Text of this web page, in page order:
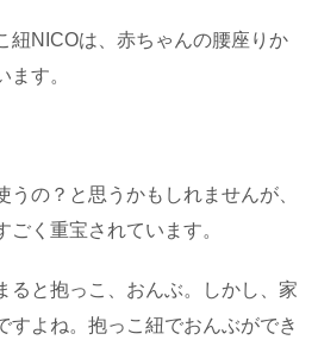
紐NICOは、赤ちゃんの腰座りか
ます。
うの？と思うかもしれませんが、
く重宝されています。
ると抱っこ、おんぶ。しかし、家
すよね。抱っこ紐でおんぶができ